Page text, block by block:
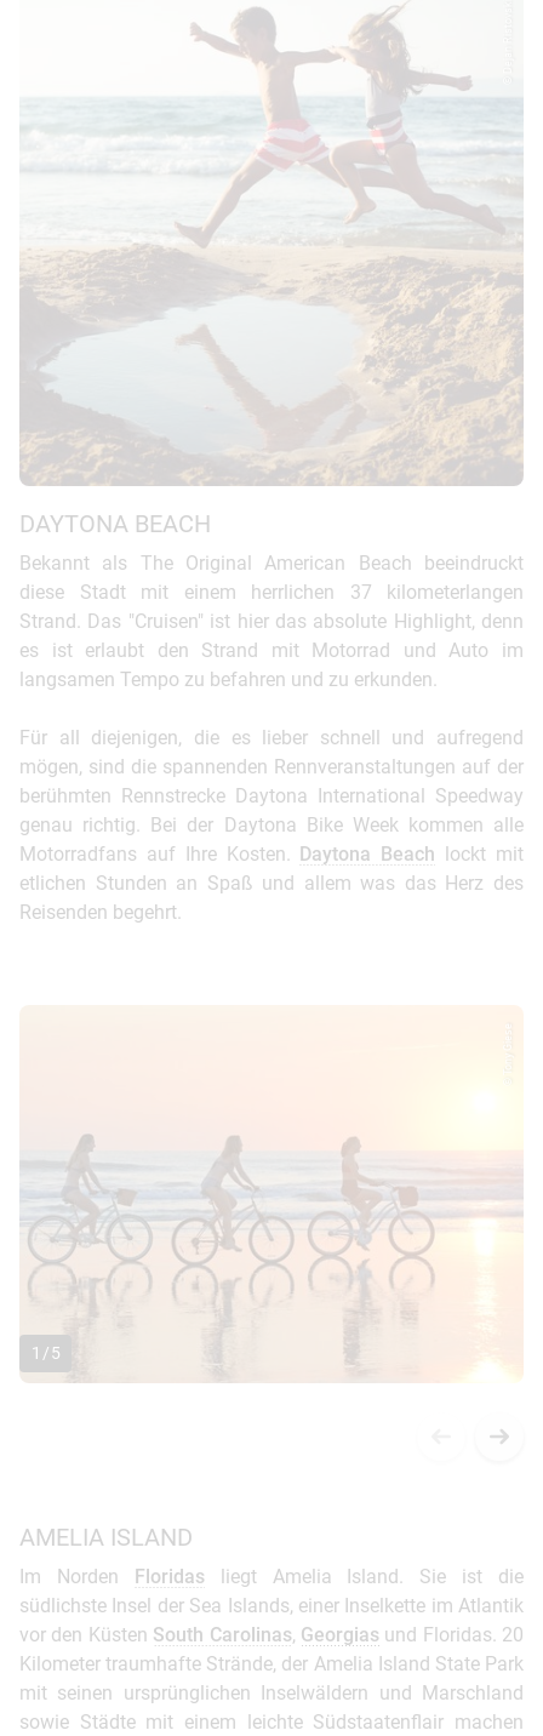
DAYTONA BEACH
Bekannt als The Original American Beach beeindruckt
diese Stadt mit einem herrlichen 37 kilometerlangen
Strand. Das "Cruisen" ist hier das absolute Highlight, denn
es ist erlaubt den Strand mit Motorrad und Auto im
langsamen Tempo zu befahren und zu erkunden.
Für all diejenigen, die es lieber schnell und aufregend
mögen, sind die spannenden Rennveranstaltungen auf der
berühmten Rennstrecke Daytona International Speedway
genau richtig. Bei der Daytona Bike Week kommen alle
Motorradfans auf Ihre Kosten. Daytona Beach lockt mit
etlichen Stunden an Spaß und allem was das Herz des
Reisenden begehrt.
© Tony Giese
1 /5
AMELIA ISLAND
Im Norden Floridas liegt Amelia Island. Sie ist die
südlichste Insel der Sea Islands, einer Inselkette im Atlantik
vor den Küsten South Carolinas, Georgias und Floridas. 20
Kilometer traumhafte Strände, der Amelia Island State Park
mit seinen ursprünglichen Inselwäldern und Marschland
sowie Städte mit einem leichte Südstaatenflair machen